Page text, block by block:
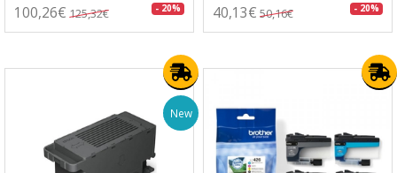
100,26€ 125,32€ - 20% 40,13€ 50,16€ - 20%
New